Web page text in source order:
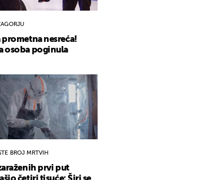
prometna nesreća!
osoba poginula
BROJ MRTVIH
prvi put